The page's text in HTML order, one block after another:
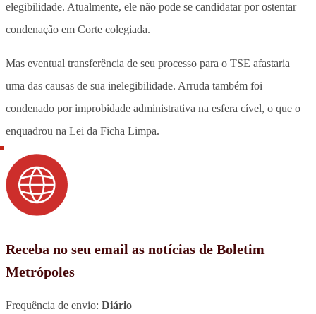
elegibilidade. Atualmente, ele não pode se candidatar por ostentar
condenação em Corte colegiada.
Mas eventual transferência de seu processo para o TSE afastaria
uma das causas de sua inelegibilidade. Arruda também foi
condenado por improbidade administrativa na esfera cível, o que o
enquadrou na Lei da Ficha Limpa.
Receba no seu email as notícias de Boletim
Metrópoles
Frequência de envio: Diário